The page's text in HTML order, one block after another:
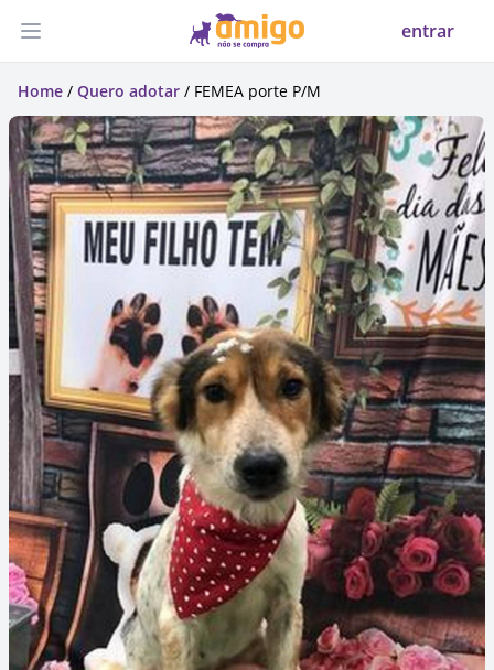
Abrir menu entrar
Home / Quero adotar / FEMEA porte P/M